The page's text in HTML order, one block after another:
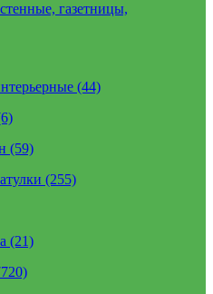
газетницы,
(44)
(59)
(255)
(21)